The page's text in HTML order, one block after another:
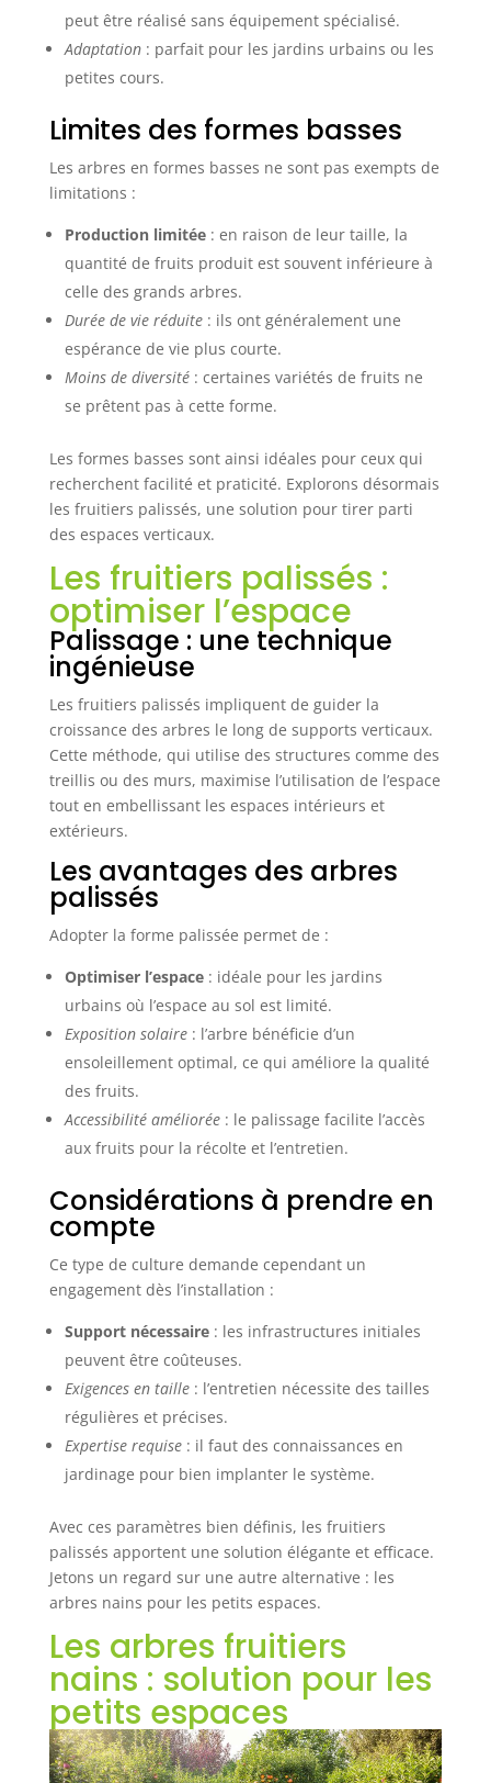
peut être réalisé sans équipement spécialisé.
Adaptation: parfait pour les jardins urbains ou les
petites cours.
Limites des formes basses
Les arbres en formes basses ne sont pas exempts de
limitations :
Production limitée: en raison de leur taille, la
quantité de fruits produit est souvent inférieure à
celle des grands arbres.
Durée de vie réduite: ils ont généralement une
espérance de vie plus courte.
Moins de diversité: certaines variétés de fruits ne
se prêtent pas à cette forme.
Les formes basses sont ainsi idéales pour ceux qui
recherchent facilité et praticité. Explorons désormais
les fruitiers palissés, une solution pour tirer parti
des espaces verticaux.
Les fruitiers palissés :
optimiser l’espace
Palissage : une technique
ingénieuse
Les fruitiers palissés impliquent de guider la
croissance des arbres le long de supports verticaux.
Cette méthode, qui utilise des structures comme des
treillis ou des murs, maximise l’utilisation de l’espace
tout en embellissant les espaces intérieurs et
extérieurs.
Les avantages des arbres
palissés
Adopter la forme palissée permet de :
Optimiser l’espace: idéale pour les jardins
urbains où l’espace au sol est limité.
Exposition solaire: l’arbre bénéficie d’un
ensoleillement optimal, ce qui améliore la qualité
des fruits.
Accessibilité améliorée: le palissage facilite l’accès
aux fruits pour la récolte et l’entretien.
Considérations à prendre en
compte
Ce type de culture demande cependant un
engagement dès l’installation :
Support nécessaire: les infrastructures initiales
peuvent être coûteuses.
Exigences en taille: l’entretien nécessite des tailles
régulières et précises.
Expertise requise: il faut des connaissances en
jardinage pour bien implanter le système.
Avec ces paramètres bien définis, les fruitiers
palissés apportent une solution élégante et efficace.
Jetons un regard sur une autre alternative : les
arbres nains pour les petits espaces.
Les arbres fruitiers
nains : solution pour les
petits espaces